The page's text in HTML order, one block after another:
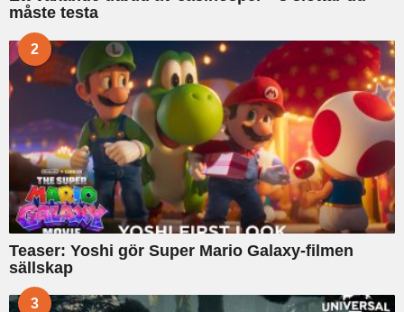
måste testa
2
Teaser: Yoshi gör Super Mario Galaxy-filmen
sällskap
3